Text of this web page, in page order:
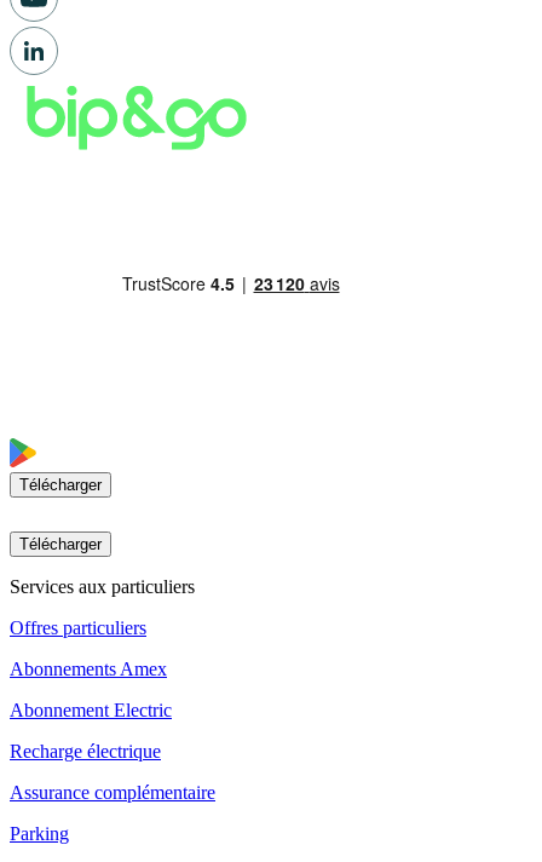
Télécharger
Télécharger
Services aux particuliers
Offres particuliers
Abonnements Amex
Abonnement Electric
Recharge électrique
Assurance complémentaire
Parking